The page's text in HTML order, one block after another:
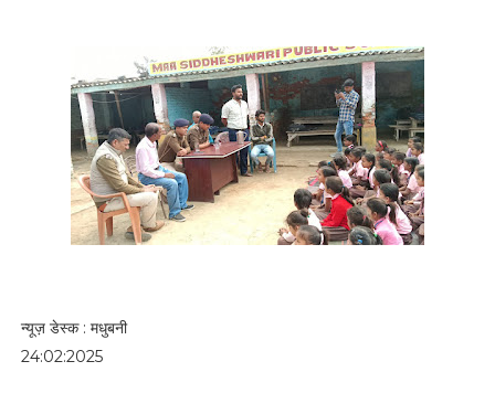
न्यूज़ डेस्क : मधुबनी
24:02:2025